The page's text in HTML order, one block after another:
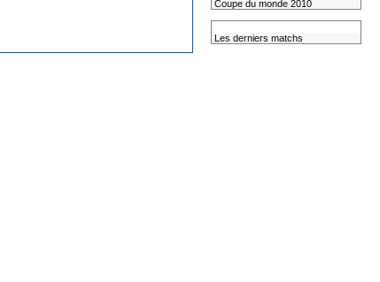
Coupe du monde 2010
Les derniers matchs